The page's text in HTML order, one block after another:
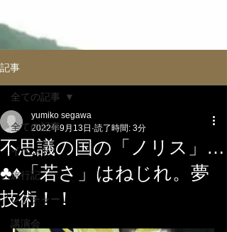
記事
全ての記事
イべント
旅行記
レクチャー
講演会
全ての記事
不思議の国の「ノリス」…
♣️♦️「若さ」はねじれ。夢
技術！！
yumiko segawa
2022年9月13日 読了時間: 3分